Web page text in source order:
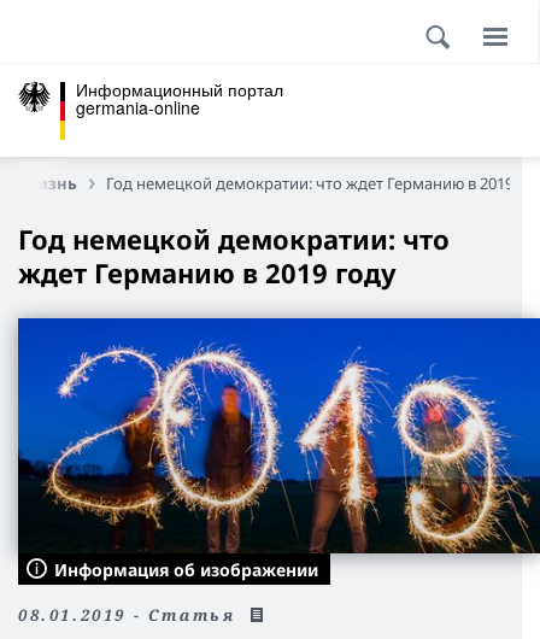
Информационный портал
germania-online
жизнь Год немецкой демократии: что ждет Германию в 2019
Год немецкой демократии: что
ждет Германию в 2019 году
Информация об изображении
08.01.2019 - Статья